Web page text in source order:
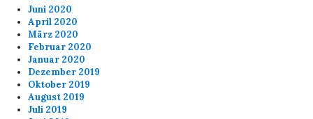
Juni 2020
April 2020
März 2020
Februar 2020
Januar 2020
Dezember 2019
Oktober 2019
August 2019
Juli 2019